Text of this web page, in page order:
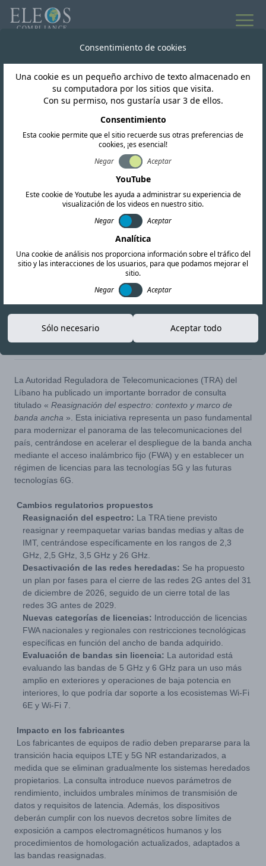
Líbano
Líbano propone un
importante marco de
reasignación del
espectro radioeléctrico
para 5G y FWA.
La Autoridad Reguladora de Telecomunicaciones (TRA) del
Líbano ha publicado un importante borrador de consulta
titulado « Reasignación del espectro: contexto y marco de
banda ancha ». Esta iniciativa representa un paso fundamental
para modernizar el panorama de las telecomunicaciones del
país, centrándose en acelerar el despliegue de la banda ancha
mediante el acceso inalámbrico fijo (FWA) y en establecer un
régimen de licencias para las tecnologías 5G y las futuras
tecnologías 6G.
Cambios regulatorios propuestos
Reasignación del espectro: La TRA tiene previsto
reasignar y reempaquetar varias bandas medias y altas de
IMT, centrándose específicamente en los rangos de 2,3
GHz, 2,5 GHz, 3,5 GHz y 26 GHz.
Desactivación de las redes heredadas: Se ha propuesto
un plan por fases para el cierre de las redes 2G antes del 31
de diciembre de 2026, seguido de un cierre total de las
redes 3G antes de 2029.
Nuevas categorías de licencias: Introducción de licencias
FWA nacionales y regionales con restricciones tecnológicas
específicas en función del ancho de banda adquirido.
Evaluación de bandas sin licencia: La autoridad está
evaluando las bandas de 5 GHz y 6 GHz para un uso más
amplio en exteriores y operaciones de baja potencia en
interiores, lo que podría dar soporte a los ecosistemas Wi-Fi
6E y Wi-Fi 7.
Impacto en los fabricantes
Los fabricantes de equipos de radio deben prepararse para la
transición hacia equipos LTE y 5G NR estandarizados, a
medida que se eliminan gradualmente los sistemas heredados
propietarios. La consulta introduce nuevos parámetros de
rendimiento, incluidos umbrales mínimos de transmisión de
datos y requisitos de latencia. Además, los dispositivos
deberán cumplir con los nuevos decretos sobre límites de
exposición a campos electromagnéticos humanos y los
procedimientos de homologación actualizados, adaptados a
las bandas reasignadas.
Consentimiento de cookies
Una cookie es un pequeño archivo de texto almacenado en
su computadora por los sitios que visita.
Con su permiso, nos gustaría usar 3 de ellos.
Consentimiento
Esta cookie permite que el sitio recuerde sus otras preferencias de
cookies, ¡es esencial!
Negar
Aceptar
YouTube
Este cookie de Youtube les ayuda a administrar su experiencia de
visualización de los videos en nuestro sitio.
Negar
Aceptar
Analítica
Una cookie de análisis nos proporciona información sobre el tráfico del
sitio y las interacciones de los usuarios, para que podamos mejorar el
sitio.
Negar
Aceptar
Sólo necesario Aceptar todo